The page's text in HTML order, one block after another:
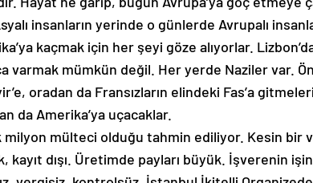
insanların yerinde o günlerde Avrupalı
kaçmak için her şeyi göze alıyorlar.
varmak mümkün değil. Her yerde Naziler var.
oradan da Fransızların elindeki Fas’a
da Amerika’ya uçacaklar.
milyon mülteci olduğu tahmin ediliyor. Kesin bir
dışı. Üretimde payları büyük. İşverenin